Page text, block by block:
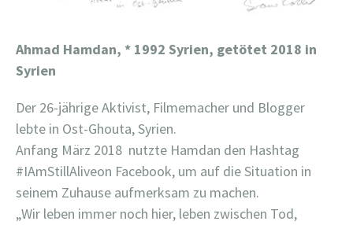
Ahmad Hamdan, * 1992 Syrien, getötet 2018 in
Syrien
Der 26-jährige Aktivist, Filmemacher und Blogger
lebte in Ost-Ghouta, Syrien.
Anfang März 2018 nutzte Hamdan den Hashtag
#IAmStillAliveon Facebook, um auf die Situation in
seinem Zuhause aufmerksam zu machen.
„Wir leben immer noch hier, leben zwischen Tod,